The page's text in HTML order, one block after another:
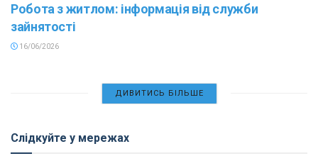
Робота з житлом: інформація від служби
зайнятості
16/06/2026
ДИВИТИСЬ БІЛЬШЕ
Слідкуйте у мережах